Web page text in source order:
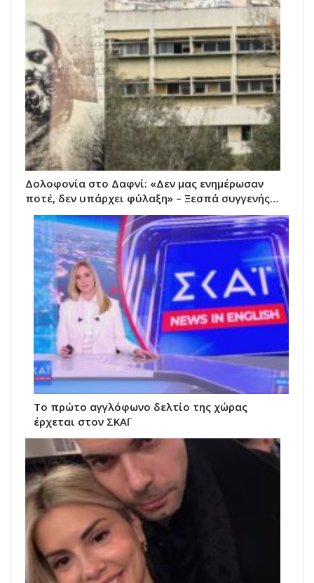
Δολοφονία στο Δαφνί: «Δεν μας ενημέρωσαν
ποτέ, δεν υπάρχει φύλαξη» – Ξεσπά συγγενής…
Το πρώτο αγγλόφωνο δελτίο της χώρας
έρχεται στον ΣΚΑΪ